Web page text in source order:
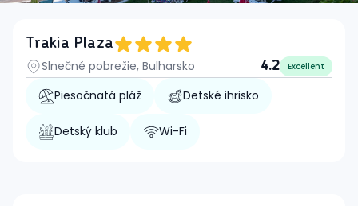
Trakia Plaza
Slnečné pobrežie, Bulharsko
4.2 Excellent
Piesočnatá pláž Detské ihrisko
Detský klub Wi-Fi